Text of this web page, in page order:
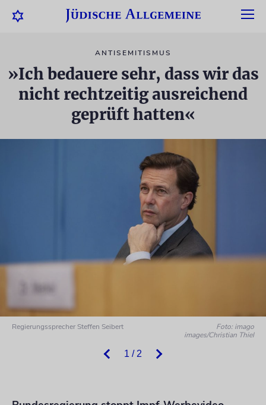
ANTISEMITISMUS
»Ich bedauere sehr, dass wir das
nicht rechtzeitig ausreichend
geprüft hatten«
1 / 2
Regierungssprecher Steffen Seibert
Foto: imago
images/Christian Thiel